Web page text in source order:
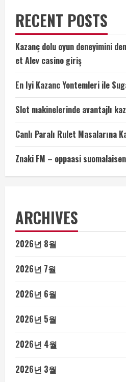
RECENT POSTS
Kazanç dolu oyun deneyimini
et Alev casino giriş
En Iyi Kazanc Yontemleri ile
Slot makinelerinde avantajlı
Canlı Paralı Rulet Masalarına
Znaki FM – oppaasi
ARCHIVES
2026년 8월
2026년 7월
2026년 6월
2026년 5월
2026년 4월
2026년 3월